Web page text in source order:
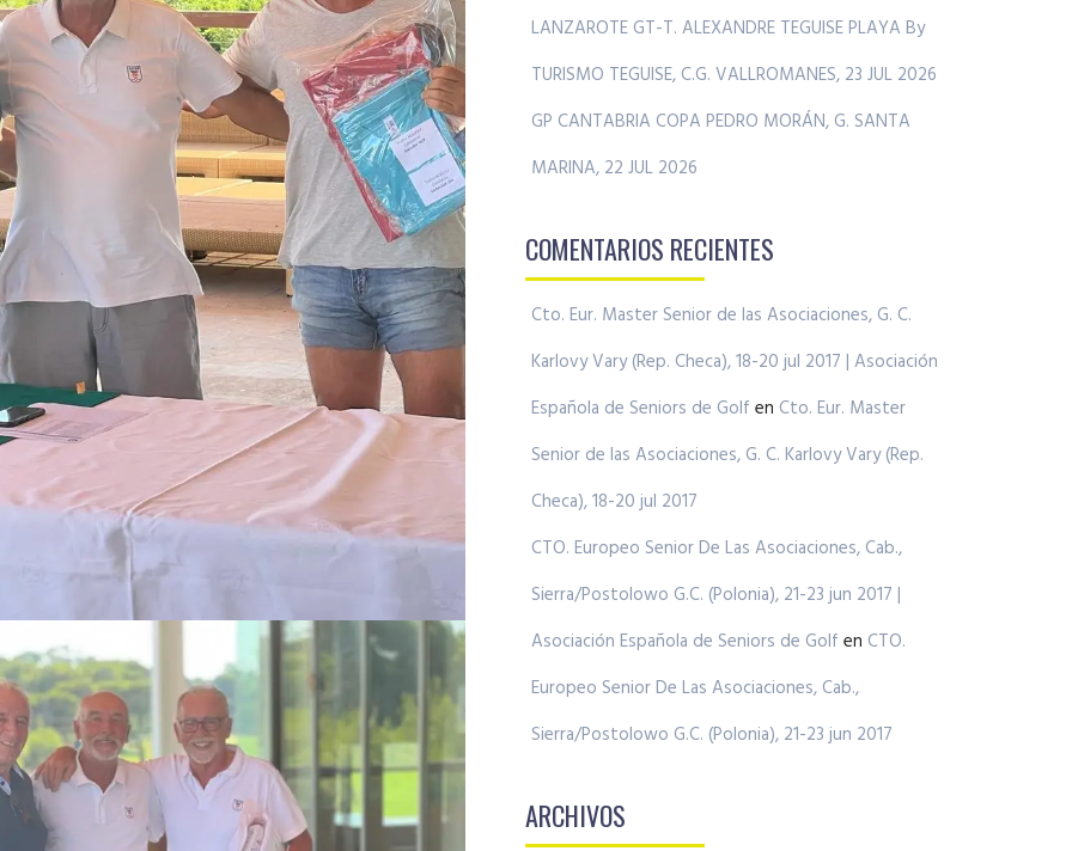
LANZAROTE GT-T. ALEXANDRE TEGUISE PLAYA By
TURISMO TEGUISE, C.G. VALLROMANES, 23 JUL 2026
GP CANTABRIA COPA PEDRO MORÁN, G. SANTA
MARINA, 22 JUL 2026
COMENTARIOS RECIENTES
Cto. Eur. Master Senior de las Asociaciones, G. C.
Karlovy Vary (Rep. Checa), 18-20 jul 2017 | Asociación
Española de Seniors de Golf en Cto. Eur. Master
Senior de las Asociaciones, G. C. Karlovy Vary (Rep.
Checa), 18-20 jul 2017
CTO. Europeo Senior De Las Asociaciones, Cab.,
Sierra/Postolowo G.C. (Polonia), 21-23 jun 2017 |
Asociación Española de Seniors de Golf en CTO.
Europeo Senior De Las Asociaciones, Cab.,
Sierra/Postolowo G.C. (Polonia), 21-23 jun 2017
ARCHIVOS